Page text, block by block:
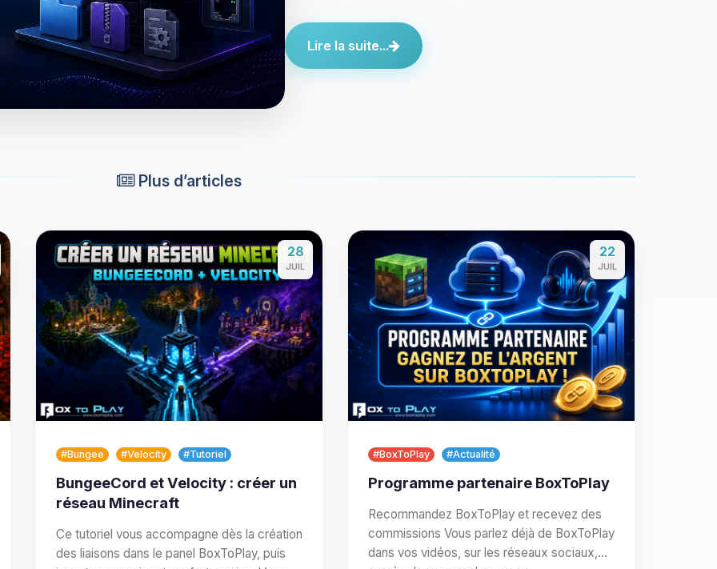
Lire la suite...
Plus d’articles
28
JUIL
#Bungee #Velocity #Tutoriel
BungeeCord et Velocity : créer un
réseau Minecraft
Ce tutoriel vous accompagne dès la création
des liaisons dans le panel BoxToPlay, puis
22
JUIL
#BoxToPlay #Actualité
Programme partenaire BoxToPlay
Recommandez BoxToPlay et recevez des
commissions Vous parlez déjà de BoxToPlay
dans vos vidéos, sur les réseaux sociaux,